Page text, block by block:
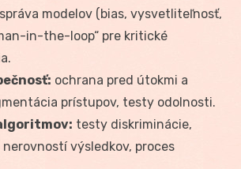
správa modelov (bias, vysvetliteľnosť,
in-the-loop“ pre kritické
ochrana pred útokmi a
prístupov, testy odolnosti.
testy diskriminácie,
výsledkov, proces